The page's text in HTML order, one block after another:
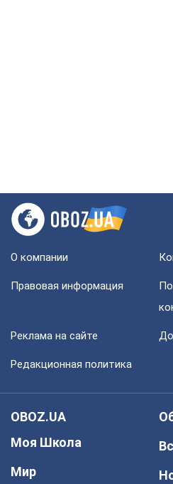
О компании
Правовая информация
Реклама на сайте
Редакционная политика
OBOZ.UA
Моя Школа
Мир